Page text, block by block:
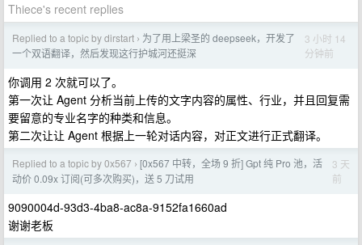
Thiece's recent replies
Replied to a topic by dirstart › 为了用上梁圣的 deepseek，开发了
一个双语翻译，然后发现这行护城河还挺深
3 小时 14
分钟前
你调用 2 次就可以了。
第一次让 Agent 分析当前上传的文字内容的属性、行业，并且回复需
要留意的专业名字的种类和信息。
第二次让让 Agent 根据上一轮对话内容，对正文进行正式翻译。
Replied to a topic by 0x567 › [0x567 中转，全场 9 折] Gpt 纯 Pro 池，活
动价 0.09x 订阅(可多次购买)，送 5 刀试用
3 天
前
9090004d-93d3-4ba8-ac8a-9152fa1660ad
谢谢老板